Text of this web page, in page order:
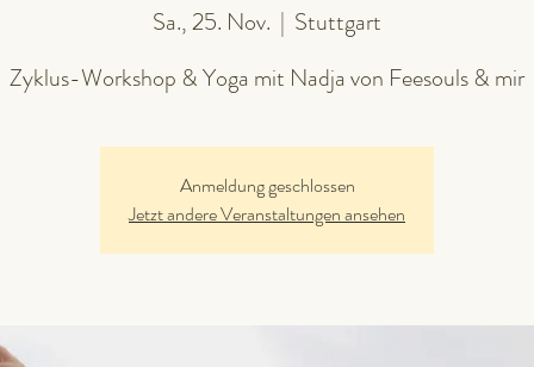
Sa., 25. Nov.
  |
Stuttgart
Zyklus-Workshop & Yoga mit Nadja von Feesouls & mir
Anmeldung geschlossen
Jetzt andere Veranstaltungen ansehen